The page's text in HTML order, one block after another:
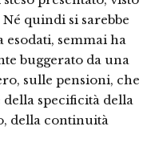
quindi si sarebbe
esodati, semmai ha
buggerato da una
sulle pensioni, che
specificità della
della continuità